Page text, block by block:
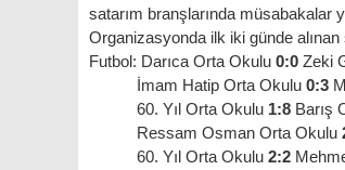
satarım branşlarında müsabakalar
Organizasyonda ilk iki günde alınan
Futbol: Darıca Orta Okulu 0:0 Zeki
İmam Hatip Orta Okulu 0:3
60. Yıl Orta Okulu 1:8 Barış
Ressam Osman Orta Okulu
60. Yıl Orta Okulu 2:2